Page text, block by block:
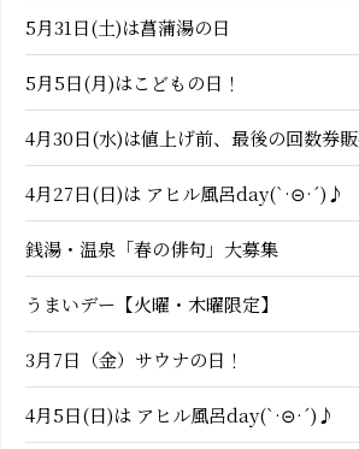
5月31日(土)は菖蒲湯の日
5月5日(月)はこどもの日！
4月30日(水)は値上げ前、最後の回数券
4月27日(日)は アヒル風呂day(`·⊝·´)♪
銭湯・温泉「春の俳句」大募集
うまいデー【火曜・木曜限定】
3月7日（金）サウナの日！
4月5日(日)は アヒル風呂day(`·⊝·´)♪